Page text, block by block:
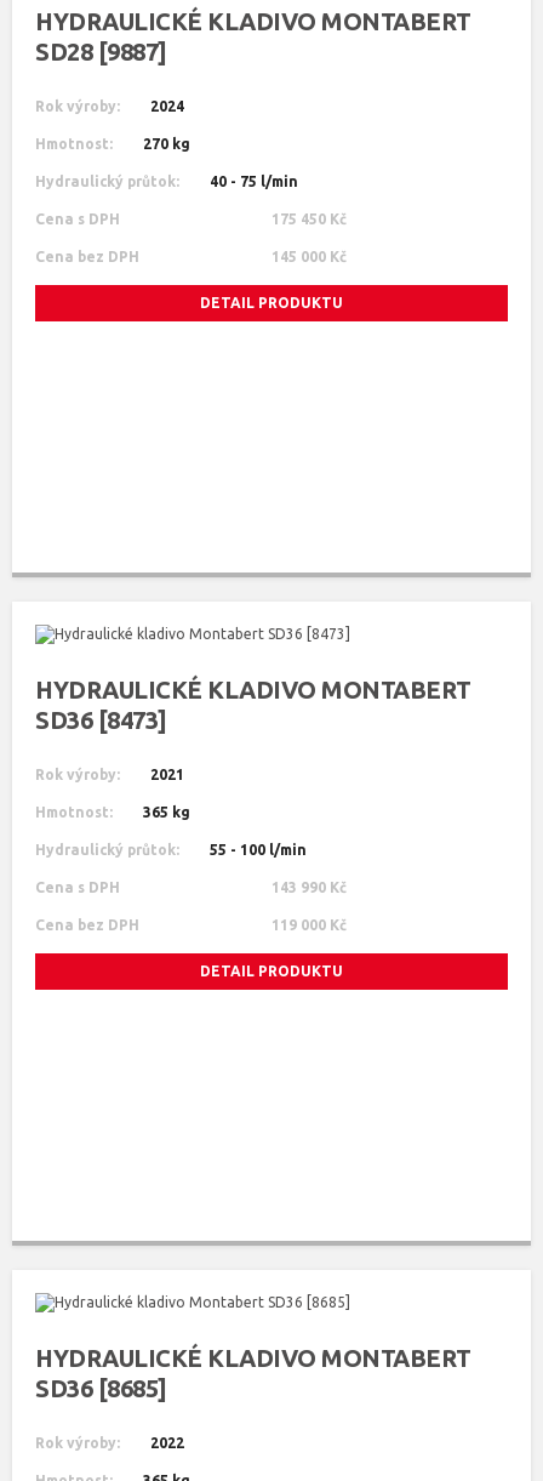
HYDRAULICKÉ KLADIVO MONTABERT
SD28 [9887]
Rok výroby: 2024
Hmotnost: 270 kg
Hydraulický průtok: 40 - 75 l/min
Cena s DPH 175 450 Kč
Cena bez DPH 145 000 Kč
DETAIL PRODUKTU
HYDRAULICKÉ KLADIVO MONTABERT
SD36 [8473]
Rok výroby: 2021
Hmotnost: 365 kg
Hydraulický průtok: 55 - 100 l/min
Cena s DPH 143 990 Kč
Cena bez DPH 119 000 Kč
DETAIL PRODUKTU
HYDRAULICKÉ KLADIVO MONTABERT
SD36 [8685]
Rok výroby: 2022